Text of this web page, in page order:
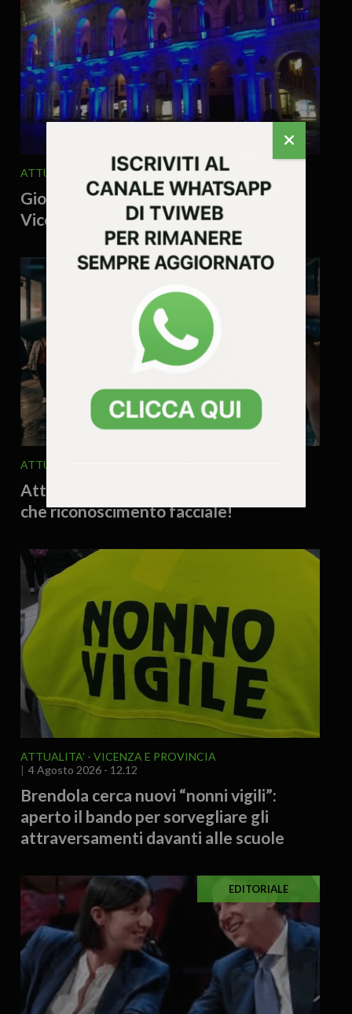
ATTUALITA' POLITICA 5 Agosto 2026 - 8.56
Giovine attacca: “Male il turismo a
Vicenza!”
ATTUALITA'
Attenzione, gli occhiali ti spiano! Altro
che riconoscimento facciale!
ATTUALITA'
VICENZA E PROVINCIA
4 Agosto 2026 - 12.12
Brendola cerca nuovi “nonni vigili”:
aperto il bando per sorvegliare gli
attraversamenti davanti alle scuole
EDITORIALE